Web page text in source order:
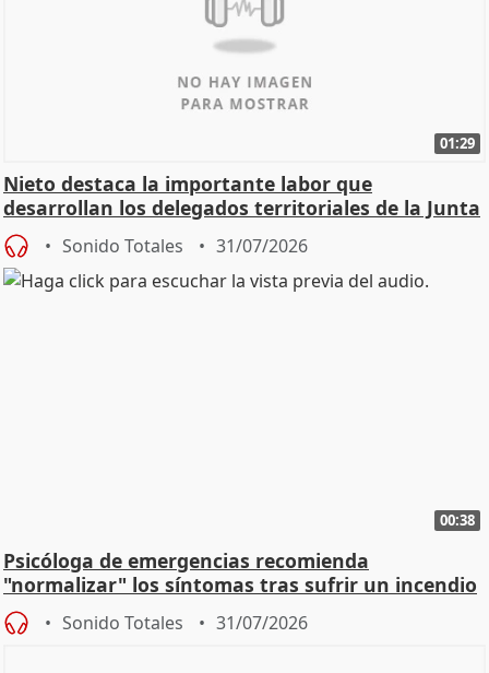
01:29
Nieto destaca la importante labor que
desarrollan los delegados territoriales de la Junta
Sonido Totales 31/07/2026
00:38
Psicóloga de emergencias recomienda
"normalizar" los síntomas tras sufrir un incendio
Sonido Totales 31/07/2026